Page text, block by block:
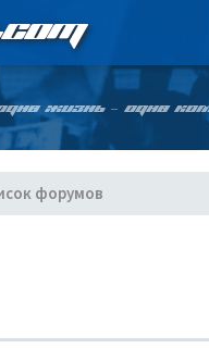
ЖИЗНЬ – ОДНА
форумов